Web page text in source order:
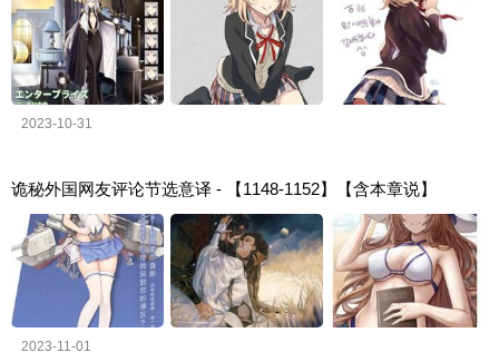
2023-10-31
诡秘外国网友评论节选意译 - 【1148-1152】【含本章说】
2023-11-01